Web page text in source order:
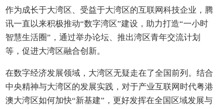
作为成长于大湾区、受益于大湾区的互联网科技企业，腾
讯一直以来积极推动“数字湾区”建设，助力打造“一小时
智慧生活圈”，通过举办论坛、推出湾区青年交流计划
等，促进大湾区融合创新。
在数字经济发展领域，大湾区无疑走在了全国前列。结合
中央精神与大湾区的发展实践，对于产业互联网时代粤港
澳大湾区如何加快“新基建”，更好发挥在全国区域发展与